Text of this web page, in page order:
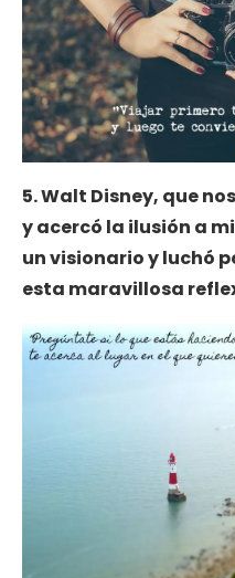
5. Walt Disney, que
y acercó la ilusión a
un visionario y luchó
esta maravillosa